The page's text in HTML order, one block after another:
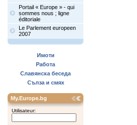
Portail « Europe » - qui
sommes nous ; ligne
éditoriale
Le Parlement europeen
2007
Имоти
Работа
Славянска беседа
Сълза и смях
My.Europe.bg
Utilisateur: